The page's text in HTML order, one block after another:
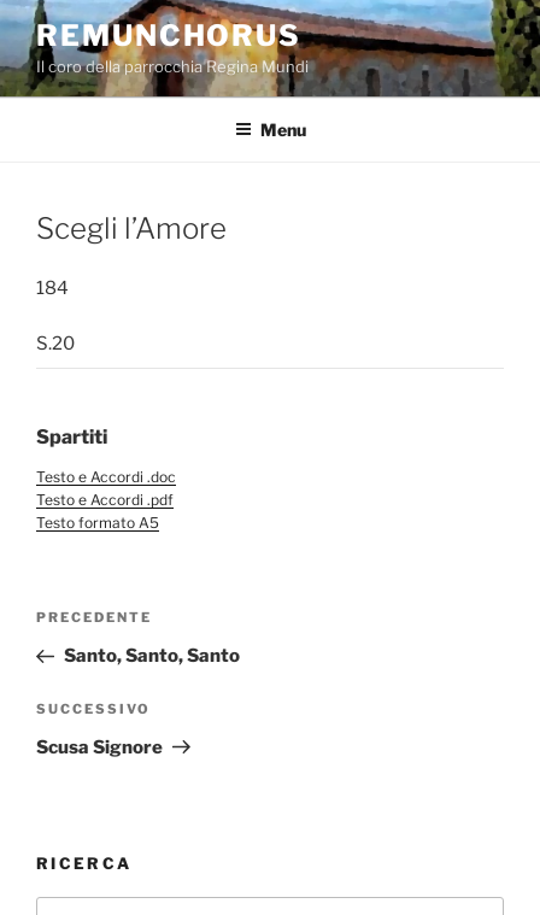
Salta
contenuto
REMUNCHORUS
Il coro della parrocchia Regina Mundi
Menu
Scegli l’Amore
184
S.20
Spartiti
Testo e Accordi .doc
Testo e Accordi .pdf
Testo formato A5
Navigazione
Articolo
precedente:
PRECEDENTE
Santo, Santo, Santo
Articolo
successivo
SUCCESSIVO
Scusa Signore
RICERCA